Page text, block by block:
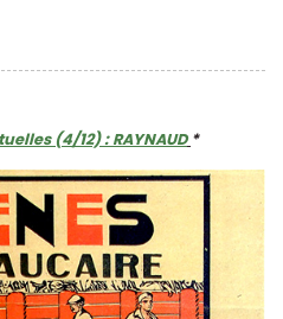
(4/12) : RAYNAUD *